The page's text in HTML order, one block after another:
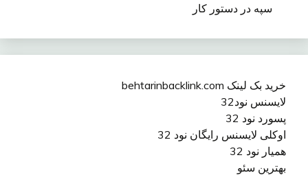
سپه در دستور کار
خرید بک لینک behtarinbacklink.com
لایسنس نود32
پسورد نود 32
اوکلی لایسنس رایگان نود 32
همیار نود 32
بهترین سئو